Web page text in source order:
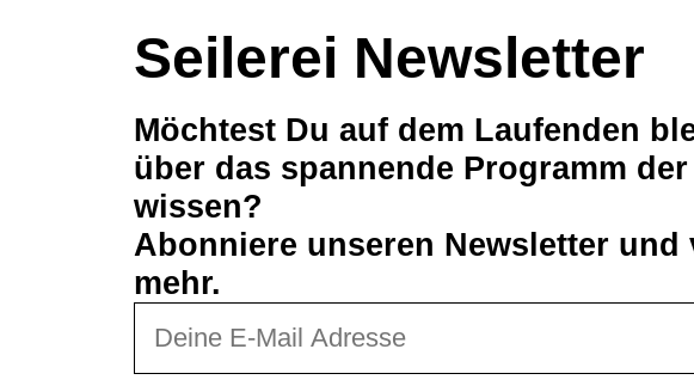
Seilerei Newsletter
Möchtest Du auf dem Laufenden
über das spannende Programm
wissen?
Abonniere unseren Newsletter und
mehr.